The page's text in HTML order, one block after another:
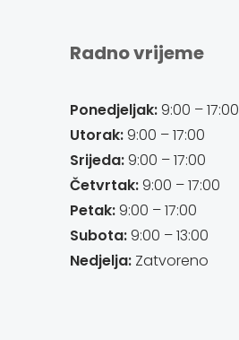
Radno vrijeme
Ponedjeljak:9:00 – 17:00
Utorak:9:00 – 17:00
Srijeda:9:00 – 17:00
Četvrtak:9:00 – 17:00
Petak:9:00 – 17:00
Subota:9:00 – 13:00
Nedjelja:Zatvoreno